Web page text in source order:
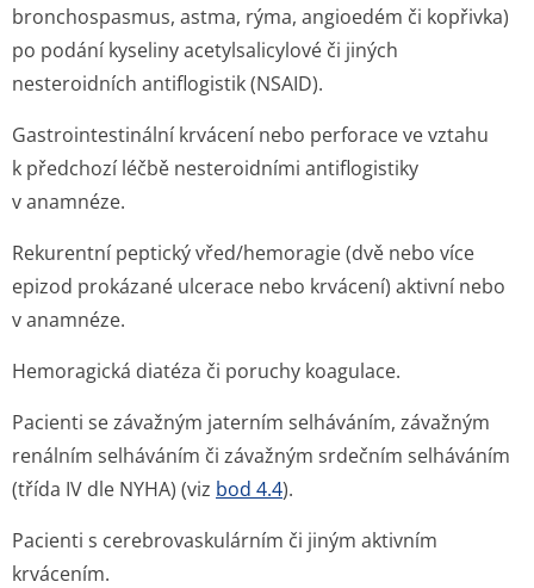
bronchospasmus, astma, rýma, angioedém či kopřivka)
po podání kyseliny acetylsalicylové či jiných
nesteroidních antiflogistik (NSAID).
Gastrointestinální krvácení nebo perforace ve vztahu
k předchozí léčbě nesteroidními antiflogistiky
v anamnéze.
Rekurentní peptický vřed/hemoragie (dvě nebo více
epizod prokázané ulcerace nebo krvácení) aktivní nebo
v anamnéze.
Hemoragická diatéza či poruchy koagulace.
Pacienti se závažným jaterním selháváním, závažným
renálním selháváním či závažným srdečním selháváním
(třída IV dle NYHA) (viz bod 4.4).
Pacienti s cerebrovasku­lárním či jiným aktivním
krvácením.